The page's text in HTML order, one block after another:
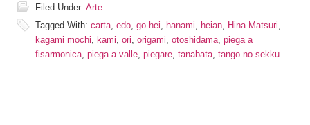
Filed Under: Arte
Tagged With: carta edo go-hei hanami heian Hina Matsuri
kagami mochi kami ori origami otoshidama piega a
fisarmonica piega a valle piegare tanabata tango no sekku